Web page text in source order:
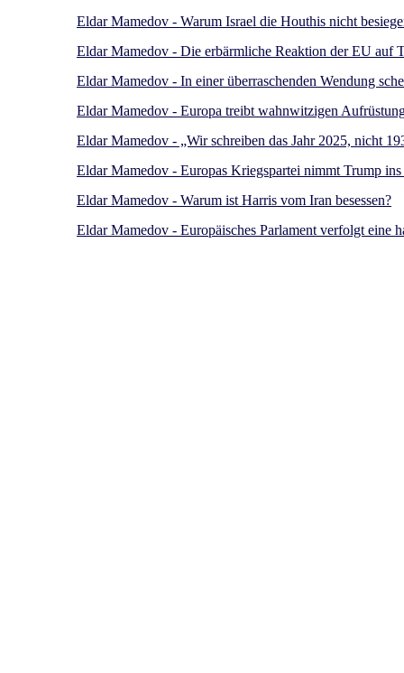
Eldar Mamedov - Warum Israel die Houthis nicht
Eldar Mamedov - Die erbärmliche Reaktion der EU auf
Eldar Mamedov - In einer überraschenden Wendung
Eldar Mamedov - Europa treibt wahnwitzigen
Eldar Mamedov - „Wir schreiben das Jahr 2025, nicht
Eldar Mamedov - Europas Kriegspartei nimmt Trump
Eldar Mamedov - Warum ist Harris vom Iran besessen?
Eldar Mamedov - Europäisches Parlament verfolgt eine